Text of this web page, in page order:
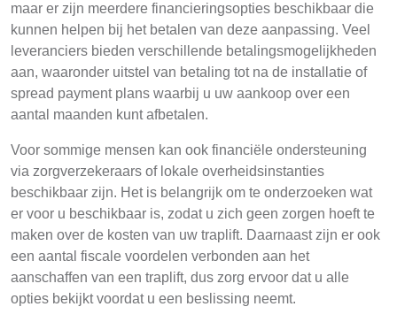
maar er zijn meerdere financieringsopties beschikbaar die
kunnen helpen bij het betalen van deze aanpassing. Veel
leveranciers bieden verschillende betalingsmogelijkheden
aan, waaronder uitstel van betaling tot na de installatie of
spread payment plans waarbij u uw aankoop over een
aantal maanden kunt afbetalen.
Voor sommige mensen kan ook financiële ondersteuning
via zorgverzekeraars of lokale overheidsinstanties
beschikbaar zijn. Het is belangrijk om te onderzoeken wat
er voor u beschikbaar is, zodat u zich geen zorgen hoeft te
maken over de kosten van uw traplift. Daarnaast zijn er ook
een aantal fiscale voordelen verbonden aan het
aanschaffen van een traplift, dus zorg ervoor dat u alle
opties bekijkt voordat u een beslissing neemt.